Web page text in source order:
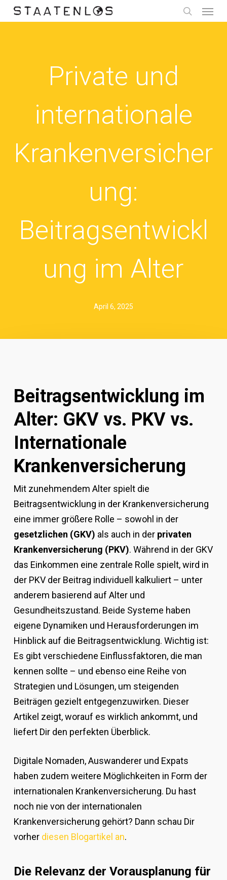
Skip
to
search
Private und
internationale
Krankenversicher
ung:
Beitragsentwickl
ung im Alter
April 6, 2025
Beitragsentwicklung im
Alter: GKV vs. PKV vs.
Internationale
Krankenversicherung
Mit zunehmendem Alter spielt die
Beitragsentwicklung in der Krankenversicherung
eine immer größere Rolle – sowohl in der
gesetzlichen (GKV) als auch in der privaten
Krankenversicherung (PKV). Während in der GKV
das Einkommen eine zentrale Rolle spielt, wird in
der PKV der Beitrag individuell kalkuliert – unter
anderem basierend auf Alter und
Gesundheitszustand. Beide Systeme haben
eigene Dynamiken und Herausforderungen im
Hinblick auf die Beitragsentwicklung. Wichtig ist:
Es gibt verschiedene Einflussfaktoren, die man
kennen sollte – und ebenso eine Reihe von
Strategien und Lösungen, um steigenden
Beiträgen gezielt entgegenzuwirken. Dieser
Artikel zeigt, worauf es wirklich ankommt, und
liefert Dir den perfekten Überblick.
Digitale Nomaden, Auswanderer und Expats
haben zudem weitere Möglichkeiten in Form der
internationalen Krankenversicherung. Du hast
noch nie von der internationalen
Krankenversicherung gehört? Dann schau Dir
vorher diesen Blogartikel an.
Die Relevanz der Vorausplanung für